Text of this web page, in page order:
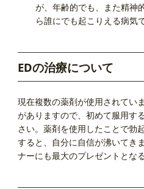
が、年齢的でも、また精神
ら誰にでも起こりえる病気で
EDの治療について
現在複数の薬剤が使用されてい
がありますので、初めて服用す
さい。薬剤を使用したことで勃
すると、自分に自信が沸いてき
ナーにも最大のプレゼントとな